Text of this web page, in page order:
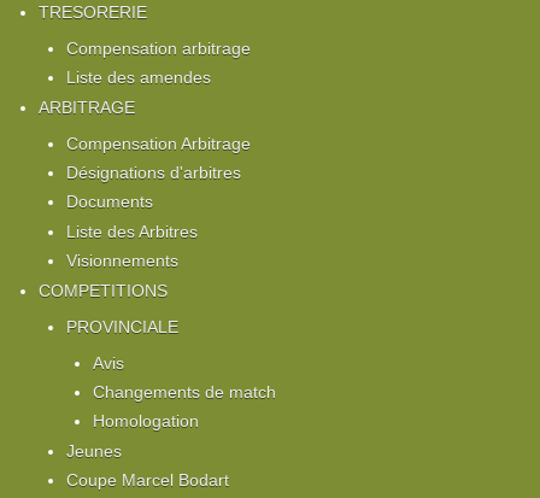
TRESORERIE
Compensation arbitrage
Liste des amendes
ARBITRAGE
Compensation Arbitrage
Désignations d'arbitres
Documents
Liste des Arbitres
Visionnements
COMPETITIONS
PROVINCIALE
Avis
Changements de match
Homologation
Jeunes
Coupe Marcel Bodart